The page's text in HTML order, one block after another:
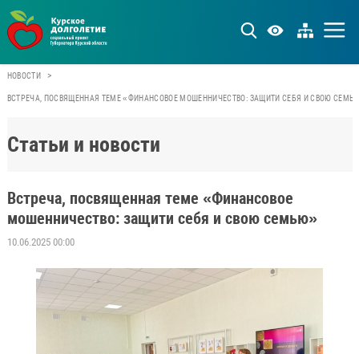
НОВОСТИ >
ВСТРЕЧА, ПОСВЯЩЕННАЯ ТЕМЕ «ФИНАНСОВОЕ МОШЕННИЧЕСТВО: ЗАЩИТИ СЕБЯ И СВОЮ
Статьи и новости
Встреча, посвященная теме «Финансовое
мошенничество: защити себя и свою семью»
10.06.2025 00:00